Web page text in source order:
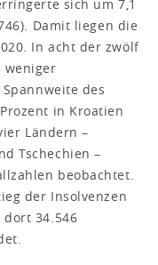
sich um 7,1
Damit liegen die
In acht der zwölf
weniger
des
in Kroatien
Ländern –
Tschechien –
beobachtet.
der Insolvenzen
dort 34.546